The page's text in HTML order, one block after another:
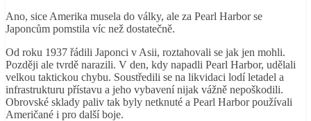
Ano, sice Amerika musela do války, ale za Pearl Harbor se
Japoncům pomstila víc než dostatečně.
Od roku 1937 řádili Japonci v Asii, roztahovali se jak jen mohli.
Později ale tvrdě narazili. V den, kdy napadli Pearl Harbor, udělali
velkou taktickou chybu. Soustředili se na likvidaci lodí letadel a
infrastrukturu přístavu a jeho vybavení nijak vážně nepoškodili.
Obrovské sklady paliv tak byly netknuté a Pearl Harbor používali
Američané i pro další boje.